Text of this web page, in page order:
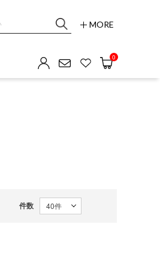
MORE
0
件数